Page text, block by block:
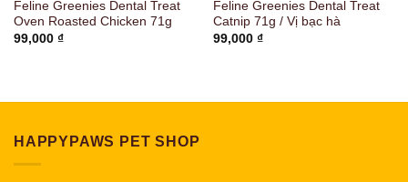
Feline Greenies Dental Treat
Oven Roasted Chicken 71g
99,000 ₫
Feline Greenies Dental Treat
Catnip 71g / Vị bạc hà
99,000 ₫
HAPPYPAWS PET SHOP